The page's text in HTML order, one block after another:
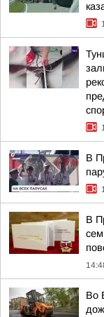
В
В
Во